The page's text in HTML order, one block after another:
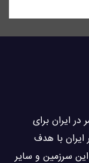
ایران برای
ایران با هدف
سرزمین و ساير